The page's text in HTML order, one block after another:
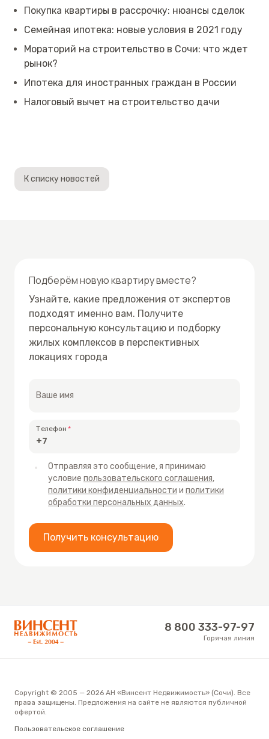
Покупка квартиры в рассрочку: нюансы сделок
Семейная ипотека: новые условия в 2021 году
Мораторий на строительство в Сочи: что ждет
рынок?
Ипотека для иностранных граждан в России
Налоговый вычет на строительство дачи
К списку новостей
Подберём новую квартиру вместе?
Узнайте, какие предложения от экспертов
подходят именно вам. Получите
персональную консультацию и подборку
жилых комплексов в перспективных
локациях города
Ваше имя
Телефон
Отправляя это сообщение, я принимаю
условие пользовательского соглашения,
политики конфиденциальности и политики
обработки персональных данных.
Получить консультацию
АН «Винсент Недвижимость» 8 800 333-97-97
Горячая линия
Copyright © 2005 — 2026 АН «Винсент Недвижимость» (Сочи). Все
права защищены. Предложения на сайте не являются публичной
офертой.
Пользовательское соглашение